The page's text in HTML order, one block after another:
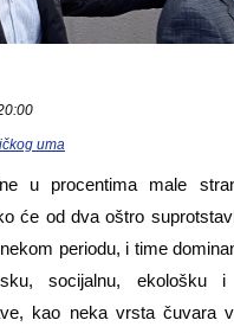
uma
u procentima male
će od dva oštro
periodu, i time
socijalnu, ekološku i
kao neka vrsta čuvara